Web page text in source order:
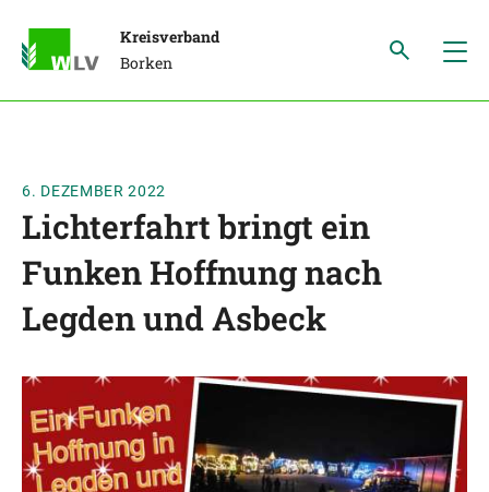
Kreisverband
Borken
6. DEZEMBER 2022
Lichterfahrt bringt ein
Funken Hoffnung nach
Legden und Asbeck